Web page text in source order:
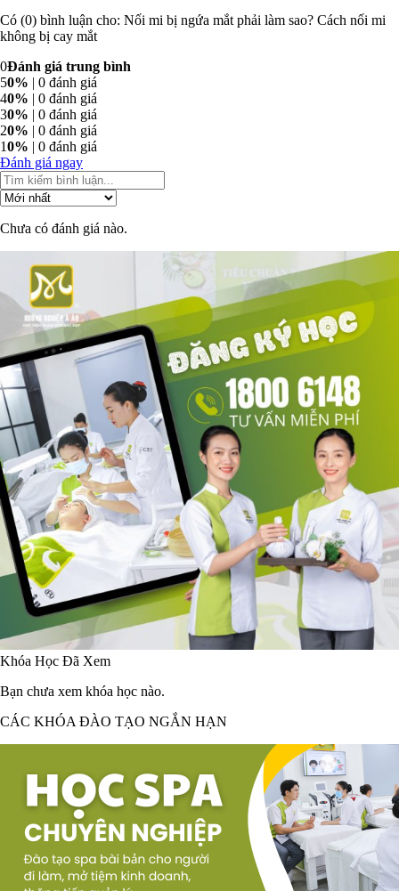
Có (0) bình luận cho: Nối mi bị ngứa mắt phải làm sao? Cách nối mi
không bị cay mắt
0Đánh giá trung bình
50% | 0 đánh giá
40% | 0 đánh giá
30% | 0 đánh giá
20% | 0 đánh giá
10% | 0 đánh giá
Đánh giá ngay
Chưa có đánh giá nào.
Khóa Học Đã Xem
Bạn chưa xem khóa học nào.
CÁC KHÓA ĐÀO TẠO NGẮN HẠN